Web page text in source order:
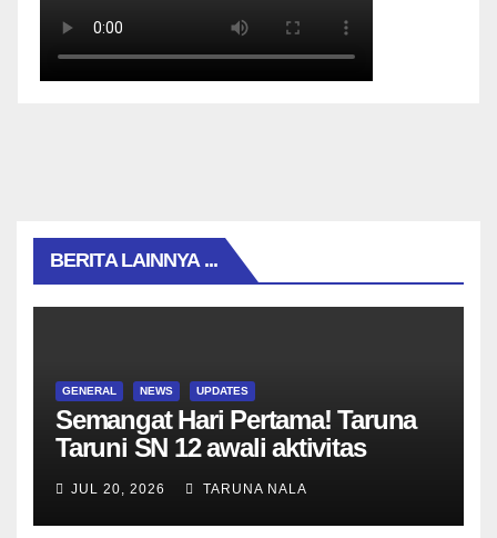
BERITA LAINNYA ...
GENERAL NEWS UPDATES
Semangat Hari Pertama! Taruna
Taruni SN 12 awali aktivitas
Asesmen Diagnostik
JUL 20, 2026 TARUNA NALA